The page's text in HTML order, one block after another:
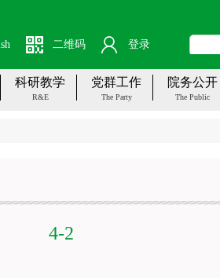
二维码 登录
科研教学
R&E
党群工作
The Party
院务公开
The Public
4-2